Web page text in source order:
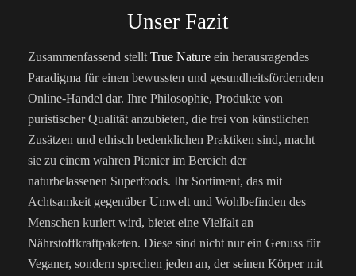
Unser Fazit
Zusammenfassend stellt True Nature ein herausragendes
Paradigma für einen bewussten und gesundheitsfördernden
Online-Handel dar. Ihre Philosophie, Produkte von
puristischer Qualität anzubieten, die frei von künstlichen
Zusätzen und ethisch bedenklichen Praktiken sind, macht
sie zu einem wahren Pionier im Bereich der
naturbelassenen Superfoods. Ihr Sortiment, das mit
Achtsamkeit gegenüber Umwelt und Wohlbefinden des
Menschen kuriert wird, bietet eine Vielfalt an
Nährstoffkraftpaketen. Diese sind nicht nur ein Genuss für
Veganer, sondern sprechen jeden an, der seinen Körper mit